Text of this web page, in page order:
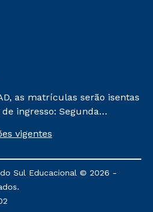
as matrículas serão isentas
ingresso: Segunda
de matrícula será de R$
aos cursos: Ensino
a Docência e Metodologia
Atuais.
vigentes
Sul Educacional © 2026 -